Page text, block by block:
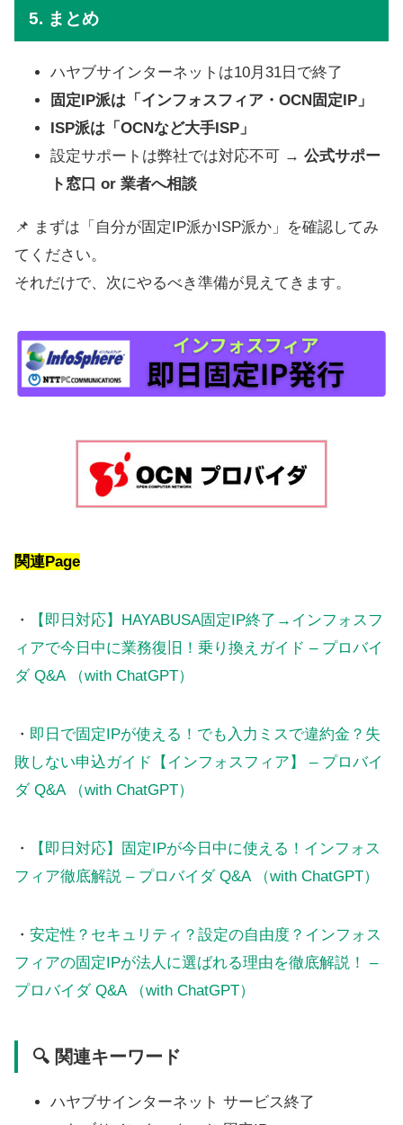
5. まとめ
ハヤブサインターネットは10月31日で終了
固定IP派は「インフォスフィア・OCN固定IP」
ISP派は「OCNなど大手ISP」
設定サポートは弊社では対応不可 → 公式サポー
ト窓口 or 業者へ相談
📌 まずは「自分が固定IP派かISP派か」を確認してみ
てください。
それだけで、次にやるべき準備が見えてきます。
関連Page
・
【即日対応】HAYABUSA固定IP終了→インフォスフ
ィアで今日中に業務復旧！乗り換えガイド – プロバイ
ダ Q&A （with ChatGPT）
・ 即日で固定IPが使える！でも入力ミスで違約金？失
敗しない申込ガイド【インフォスフィア】 – プロバイ
ダ Q&A （with ChatGPT）
・
【即日対応】固定IPが今日中に使える！インフォス
フィア徹底解説 – プロバイダ Q&A （with ChatGPT）
・ 安定性？セキュリティ？設定の自由度？インフォス
フィアの固定IPが法人に選ばれる理由を徹底解説！ –
プロバイダ Q&A （with ChatGPT）
🔍 関連キーワード
ハヤブサインターネット サービス終了